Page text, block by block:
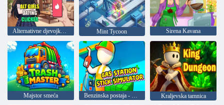
Alternativne djevojke Click dating Mint Tycoon Sirena Kavana
Majstor smeća Kraljevska tamnica